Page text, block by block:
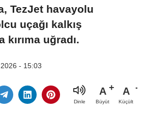
TezJet havayolu
uçağı kalkış
kırıma uğradı.
- 15:03
Dinle
A
Büyüt
A
Küçült